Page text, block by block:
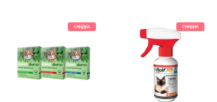
СКИДКА СКИДКА